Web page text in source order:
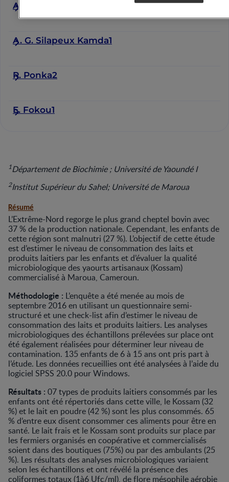
A. Tagne Tadié1
A. G. Silapeux Kamda1
R. Ponka2
E. Fokou1
1Département de Biochimie ; Université de Yaoundé I
2Institut Supérieur du Sahel; Université de Maroua
Résumé
L’Extrême-Nord regorge le plus grand cheptel bovin avec
37 % de la production nationale. Cependant, les enfants de
cette région sont malnutri (27 %). L’objectif de cette étude
est d’estimer le niveau de consommation des laits et
produits laitiers par les enfants et d’évaluer la qualité
microbiologique des yaourts artisanaux (Kossam)
commercialisé à Maroua, Cameroun.
Méthodologie : L’enquête a été menée au mois de
septembre 2016 en utilisant un questionnaire semi-
structuré et une check-list afin d’estimer le niveau de
consommation des laits et produits laitiers. Les analyses
microbiologiques des échantillons prélevées sur place ont
été également réalisées pour déterminer leur niveau de
contamination. 135 enfants de 6 à 15 ans ont pris part à
l’étude. Les données recueillies ont été analysées à l’aide du
logiciel SPSS 20.0 pour Windows.
Résultats : 07 types de produits laitiers consommés par les
enfants ont été répertoriés dans cette ville, le Kossam (32
%) et le lait en poudre (42 %) sont les plus consommés. 65
% d’entre eux disent consommer ces aliments pour être en
santé. Le lait frais et le Kossam sont produits sur place par
les fermiers organisés en coopérative et commercialisés
soient dans des boutiques (75%) ou par des ambulants (25
%). Les résultats des analyses microbiologiques variaient
selon les échantillons et ont révélé la présence des
coliformes totaux (1à6 Ufc/ml), de flore mésophile aérobie